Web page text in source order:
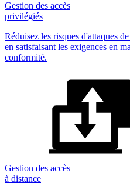
Gestion des accès
privilégiés
Réduisez les risques d'attaques
en satisfaisant les exigences en
conformité.
Gestion des accès
à distance